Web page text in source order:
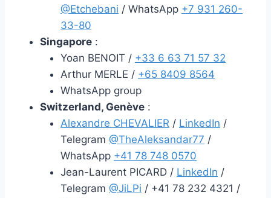
@Etchebani / WhatsApp +7 931 260-
33-80
Singapore :
Yoan BENOIT / +33 6 63 71 57 32
Arthur MERLE / +65 8409 8564
WhatsApp group
Switzerland, Genève :
Alexandre CHEVALIER / LinkedIn /
Telegram @TheAleksandar77 /
WhatsApp +41 78 748 0570
Jean-Laurent PICARD / LinkedIn /
Telegram @JiLPi / +41 78 232 4321 /